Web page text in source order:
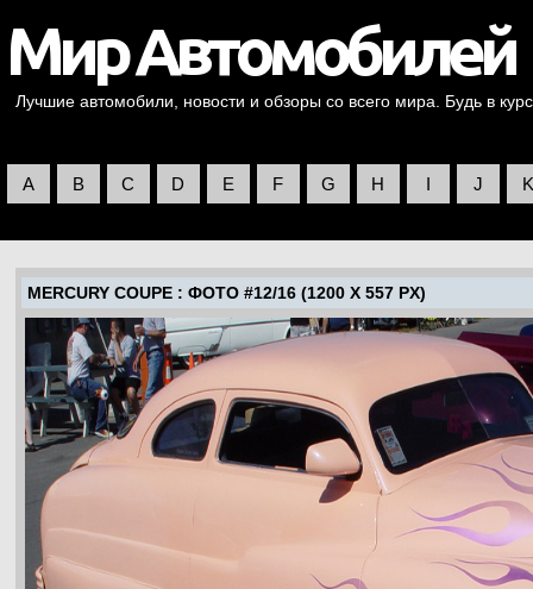
Лучшие автомобили, новости и обзоры со всего мира. Будь в
A B C D E F G H I J K
MERCURY COUPE : ФОТО #12/16 (1200 X 557 PX)